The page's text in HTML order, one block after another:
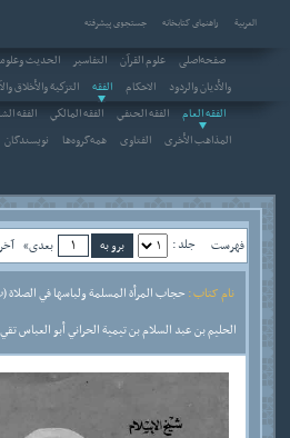
العربیة راهنمای کتابخانه جستجوی پیشرفته
صفحه‌اصلی علوم القرآن التفاسير الحديث
والأديان والردود
الاحکام الفقه التزكية والأخلاق
الفقه العام
الفقه الحنفي الفقه المالكي الفقه
المذاهب الأخرى
الفتاوى همه‌گروه‌ها نویسندگان
فهرست جلد : بعدی»
نام کتاب : حجاب المرأة المسلمة ولباسها في الصلاة
الحليم بن عبد السلام بن تيمية الحراني أبو العباس